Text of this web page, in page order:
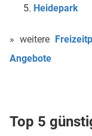
Heidepark
» weitere
Angebote
Top 5